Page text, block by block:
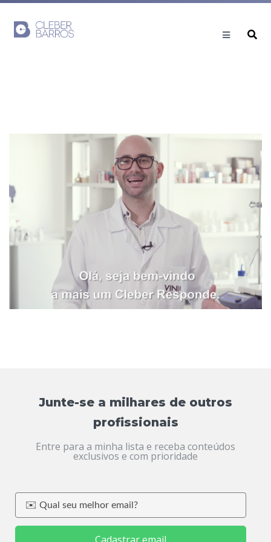
Junte-se a milhares de outros
profissionais
Entre para a minha lista e receba conteúdos
exclusivos e com prioridade